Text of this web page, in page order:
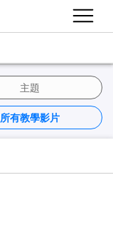
主題
所有教學影片